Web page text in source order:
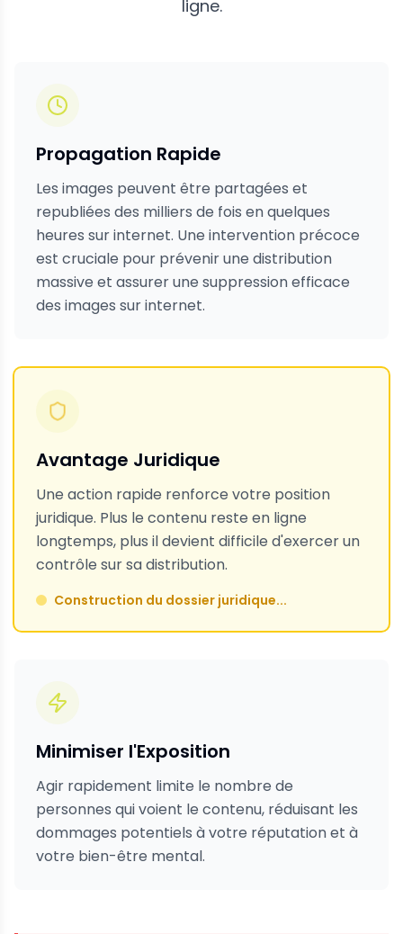
ligne.
Propagation Rapide
Les images peuvent être partagées et
republiées des milliers de fois en quelques
heures sur internet. Une intervention précoce
est cruciale pour prévenir une distribution
massive et assurer une suppression efficace
des images sur internet.
Avantage Juridique
Une action rapide renforce votre position
juridique. Plus le contenu reste en ligne
longtemps, plus il devient difficile d'exercer un
contrôle sur sa distribution.
Minimiser l'Exposition
Agir rapidement limite le nombre de
personnes qui voient le contenu, réduisant les
dommages potentiels à votre réputation et à
votre bien-être mental.
Protection de la réputation...